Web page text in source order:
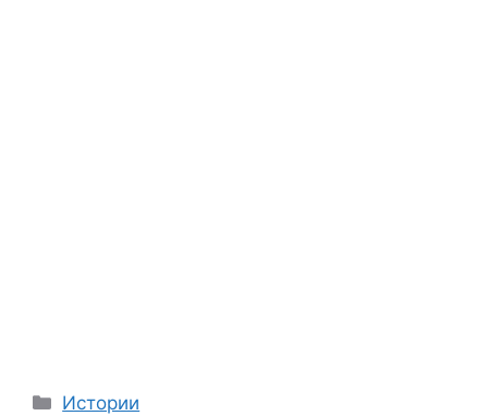
Categories
Истории